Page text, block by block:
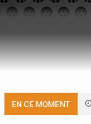
EN CE MOMENT